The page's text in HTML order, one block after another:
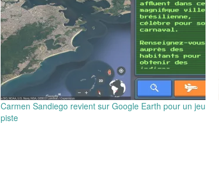
Carmen Sandiego revient sur Google Earth pour un jeu
piste